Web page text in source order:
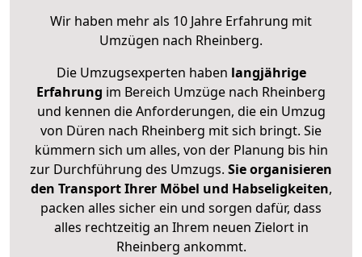
Wir haben mehr als 10 Jahre Erfahrung mit
Umzügen nach Rheinberg.
Die Umzugsexperten haben langjährige
Erfahrung im Bereich Umzüge nach Rheinberg
und kennen die Anforderungen, die ein Umzug
von Düren nach Rheinberg mit sich bringt. Sie
kümmern sich um alles, von der Planung bis hin
zur Durchführung des Umzugs. Sie organisieren
den Transport Ihrer Möbel und Habseligkeiten,
packen alles sicher ein und sorgen dafür, dass
alles rechtzeitig an Ihrem neuen Zielort in
Rheinberg ankommt.